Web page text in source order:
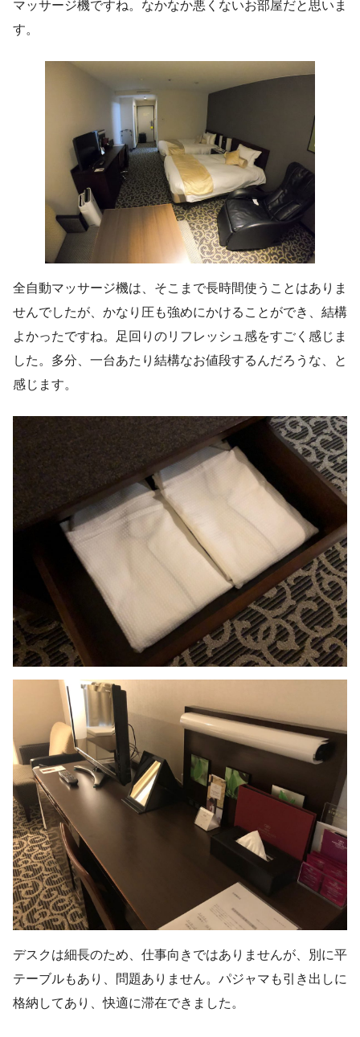
マッサージ機ですね。なかなか悪くないお部屋だと思いま
す。
全自動マッサージ機は、そこまで長時間使うことはありま
せんでしたが、かなり圧も強めにかけることができ、結構
よかったですね。足回りのリフレッシュ感をすごく感じま
した。多分、一台あたり結構なお値段するんだろうな、と
感じます。
デスクは細長のため、仕事向きではありませんが、別に平
テーブルもあり、問題ありません。パジャマも引き出しに
格納してあり、快適に滞在できました。